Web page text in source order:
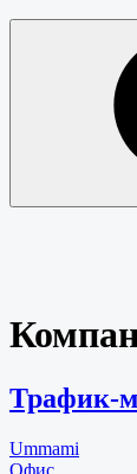
Трафик-
Ummami
Офис